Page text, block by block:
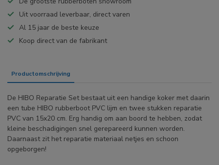
Uit voorraad leverbaar, direct varen
Al 15 jaar de beste keuze
Koop direct van de fabrikant
Productomschrijving
De HIBO Reparatie Set bestaat uit een handige koker met daarin
een tube HIBO rubberboot PVC lijm en twee stukken reparatie
PVC van 15x20 cm. Erg handig om aan boord te hebben, zodat
kleine beschadigingen snel gerepareerd kunnen worden.
Daarnaast zit het reparatie materiaal netjes en schoon
opgeborgen!